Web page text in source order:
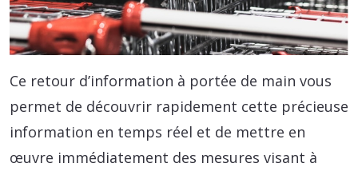
Ce retour d’information à portée de main vous
permet de découvrir rapidement cette précieuse
information en temps réel et de mettre en
œuvre immédiatement des mesures visant à